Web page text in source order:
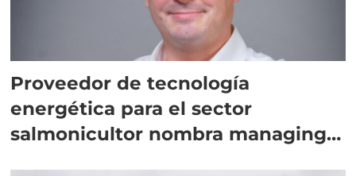
Proveedor de tecnología
energética para el sector
salmonicultor nombra managing